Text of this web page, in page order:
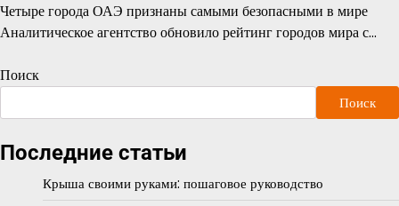
Четыре города ОАЭ признаны самыми безопасными в мире
Аналитическое агентство обновило рейтинг городов мира с…
Поиск
Поиск
Последние статьи
Крыша своими руками: пошаговое руководство